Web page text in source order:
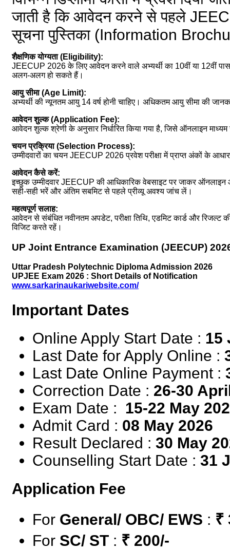
जाती है कि आवेदन करने से पहले
सूचना पुस्तिका (Information
शैक्षणिक योग्यता (Eligibility):
JEECUP 2026 के लिए आवेदन करने वाले अभ्यर्थी का 10वीं या 12वीं
अलग-अलग हो सकते हैं।
आयु सीमा (Age Limit):
अभ्यर्थी की न्यूनतम आयु 14 वर्ष होनी चाहिए। अधिकतम आयु सीमा की
आवेदन शुल्क (Application Fee):
आवेदन शुल्क श्रेणी के अनुसार निर्धारित किया गया है, जिसे ऑनलाइन
चयन प्रक्रिया (Selection Process):
उम्मीदवारों का चयन JEECUP 2026 प्रवेश परीक्षा में प्राप्त अंकों के
आवेदन कैसे करें:
इच्छुक उम्मीदवार JEECUP की आधिकारिक वेबसाइट पर जाकर
सही-सही भरें और अंतिम सबमिट से पहले प्रीव्यू अवश्य जांच लें।
महत्वपूर्ण सलाह:
आवेदन से संबंधित नवीनतम अपडेट, परीक्षा तिथि, एडमिट कार्ड और रिजल्ट
विजिट करते रहें।
UP Joint Entrance Examination (JEECUP)
Uttar Pradesh Polytechnic Diploma Admission 2026
UPJEE Exam 2026 : Short Details of Notification
www.sarkarinaukariwebsite.com/
Important Dates
Online Apply Start Date : 15
Last Date for Apply Online :
Last Date Online Payment :
Correction Date : 26-30
Exam Date : 15-22 May
Admit Card : 08 May 2026
Result Declared : 30 May
Counselling Start Date : 31
Application Fee
For General/ OBC/ EWS : ₹
For SC/ ST : ₹ 200/-